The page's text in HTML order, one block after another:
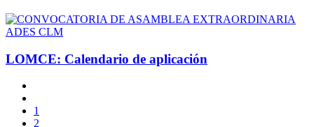
LOMCE: Calendario de aplicación
1
2